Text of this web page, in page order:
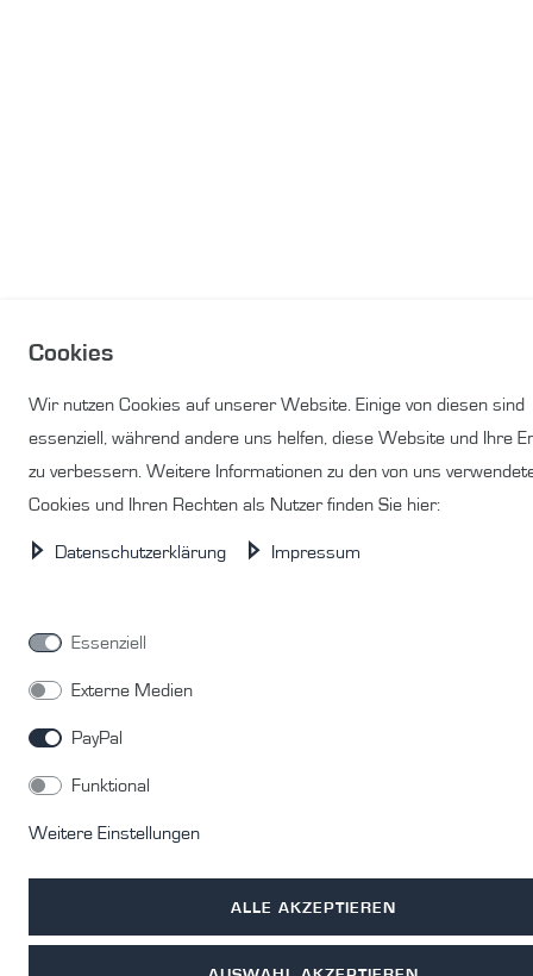
Cookies
Wir nutzen Cookies auf unserer Website. Einige von diesen sind
essenziell, während andere uns helfen, diese Website und Ihre
zu verbessern. Weitere Informationen zu den von uns
Cookies und Ihren Rechten als Nutzer finden Sie hier:
Daten­schutz­erklärung Impressum
Essenziell
Externe Medien
PayPal
Funktional
Weitere Einstellungen
ALLE AKZEPTIEREN